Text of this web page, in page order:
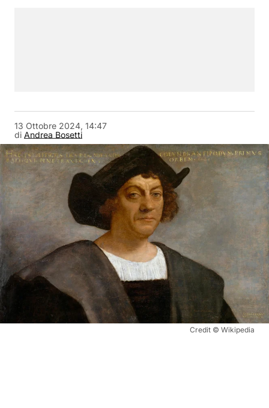
di Andrea Bosetti
13 Ottobre 2024, 14:47
Credit © Wikipedia